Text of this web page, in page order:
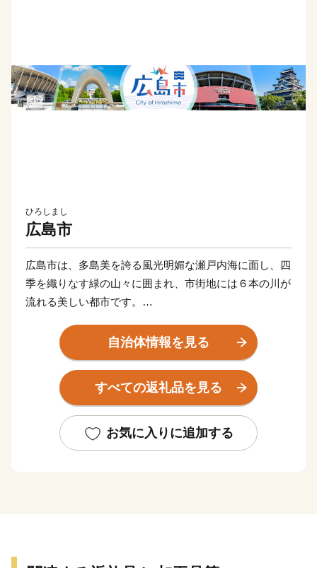
ひろしまし
広島市
広島市は、多島美を誇る風光明媚な瀬戸内海に面し、四
季を織りなす緑の山々に囲まれ、市街地には６本の川が
流れる美しい都市です。
として知られ、世界中から多くの人が訪れており、市内
中心部にある平和記念公園の原爆死没者慰霊碑などで
は、手を合わせ祈る人や、献花が絶えることはありませ
く全国に知られるご当地グルメになっています。
また、広島東洋カープやサンフレッチェ広島など、広島
自治体情報を見る
すべての返礼品を見る
お気に入りに追加する